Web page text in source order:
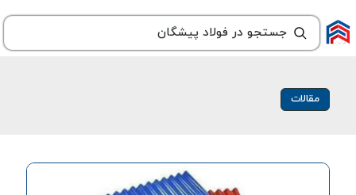
مقالات